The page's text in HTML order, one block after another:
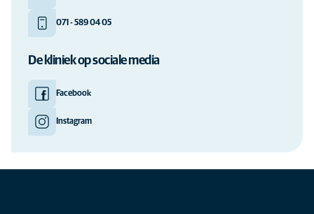
071 - 589 04 05
De kliniek op sociale media
Facebook
Instagram